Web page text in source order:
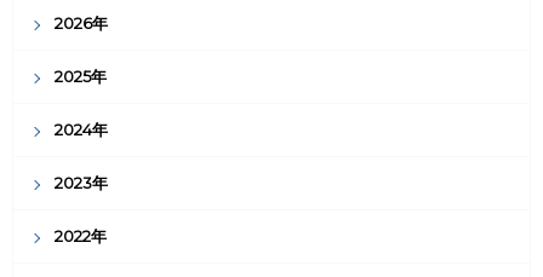
2026年
2025年
2024年
2023年
2022年